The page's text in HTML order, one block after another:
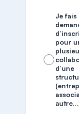
Je fais
pour
d’une